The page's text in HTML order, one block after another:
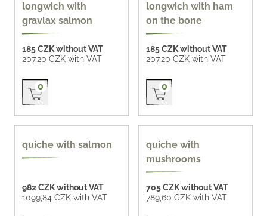
longwich with
gravlax salmon
185 CZK without VAT
207,20 CZK with VAT
Přidat do košíku
0
longwich with ham
on the bone
185 CZK without VAT
207,20 CZK with VAT
Přidat do košíku
0
quiche with salmon
982 CZK without VAT
1099,84 CZK with VAT
quiche with
mushrooms
705 CZK without VAT
789,60 CZK with VAT